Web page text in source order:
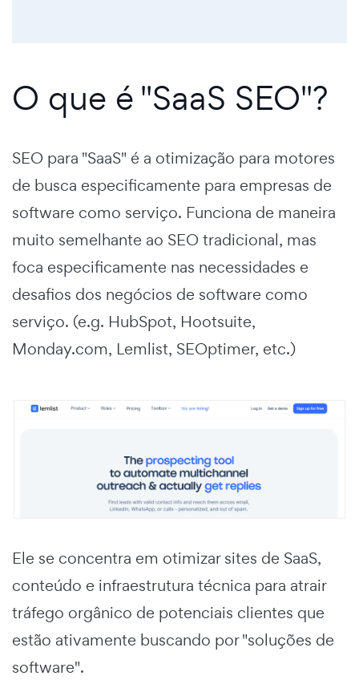
O que é "SaaS SEO"?
SEO para "SaaS" é a otimização para motores
de busca especificamente para empresas de
software como serviço. Funciona de maneira
muito semelhante ao SEO tradicional, mas
foca especificamente nas necessidades e
desafios dos negócios de software como
serviço. (e.g. HubSpot, Hootsuite,
Monday.com, Lemlist, SEOptimer, etc.)
Ele se concentra em otimizar sites de SaaS,
conteúdo e infraestrutura técnica para atrair
tráfego orgânico de potenciais clientes que
estão ativamente buscando por "soluções de
software".